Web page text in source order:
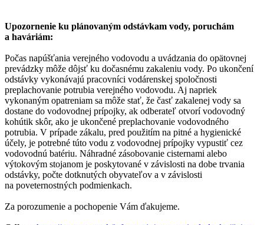
Upozornenie ku plánovaným odstávkam vody, poruchám
a haváriám:
Počas napúšťania verejného vodovodu a uvádzania do opätovnej
prevádzky môže dôjsť ku dočasnému zakaleniu vody. Po ukončení
odstávky vykonávajú pracovníci vodárenskej spoločnosti
preplachovanie potrubia verejného vodovodu. Aj napriek
vykonaným opatreniam sa môže stať, že časť zakalenej vody sa
dostane do vodovodnej prípojky, ak odberateľ otvorí vodovodný
kohútik skôr, ako je ukončené preplachovanie vodovodného
potrubia. V prípade zákalu, pred použitím na pitné a hygienické
účely, je potrebné túto vodu z vodovodnej prípojky vypustiť cez
vodovodnú batériu. Náhradné zásobovanie cisternami alebo
výtokovým stojanom je poskytované v závislosti na dobe trvania
odstávky, počte dotknutých obyvateľov a v závislosti
na poveternostných podmienkach.
Za porozumenie a pochopenie Vám ďakujeme.